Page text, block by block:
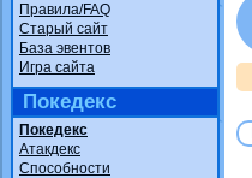
Правила/FAQ
Старый сайт
База эвентов
Игра сайта
Покедекс
Покедекс
Атакдекс
Способности